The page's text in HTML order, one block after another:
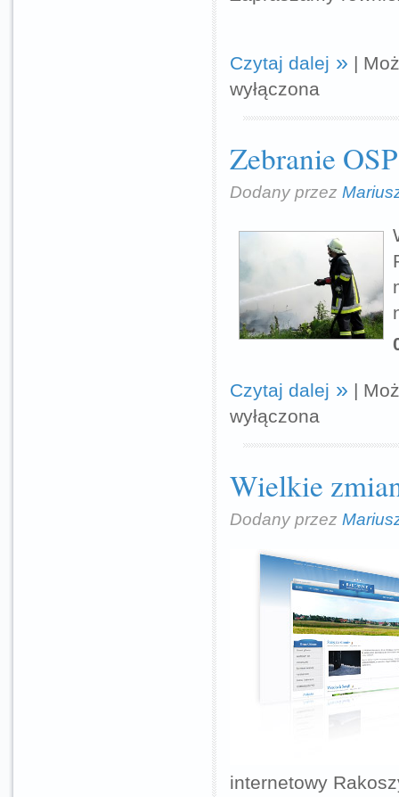
Czytaj dalej |
wyłączona
Zebranie OSP
Dodany przez
Czytaj dalej |
wyłączona
Wielkie
Dodany przez
internetowy